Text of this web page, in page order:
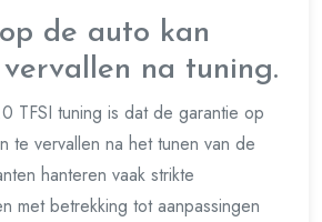
de auto kan
na tuning.
TFSI tuning is dat de garantie op
te vervallen na het tunen van de
hanteren vaak strikte
met betrekking tot aanpassingen